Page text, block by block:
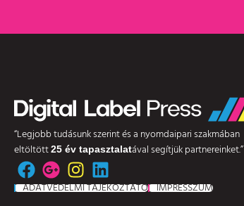
“Legjobb tudásunk szerint és a nyomdaipari szakmában
eltöltött25 év tapasztalatával segítjük partnereinket.”
ADATVÉDELMI TÁJÉKOZTATÓ IMPRESSZUM